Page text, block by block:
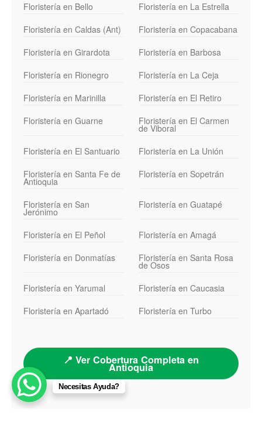
Floristería en Bello
Floristería en La Estrella
Floristería en Caldas (Ant)
Floristería en Copacabana
Floristería en Girardota
Floristería en Barbosa
Floristería en Rionegro
Floristería en La Ceja
Floristería en Marinilla
Floristería en El Retiro
Floristería en Guarne
Floristería en El Carmen
de Viboral
Floristería en El Santuario
Floristería en La Unión
Floristería en Santa Fe de
Antioquia
Floristería en Sopetrán
Floristería en San
Jerónimo
Floristería en Guatapé
Floristería en El Peñol
Floristería en Amagá
Floristería en Donmatías
Floristería en Santa Rosa
de Osos
Floristería en Yarumal
Floristería en Caucasia
Floristería en Apartadó
Floristería en Turbo
📍 Ver Cobertura Completa en
Antioquia
Necesitas Ayuda?